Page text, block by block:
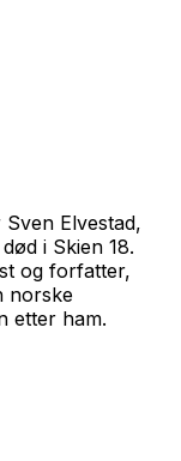
Elvestad,
i Skien 18.
og forfatter,
norske
etter ham.